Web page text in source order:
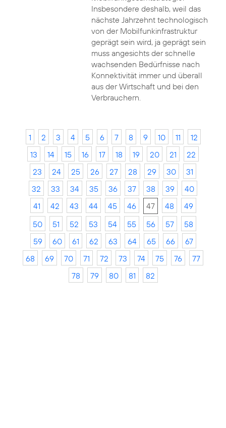
Insbesondere deshalb, weil das
nächste Jahrzehnt technologisch
von der Mobilfunkinfrastruktur
geprägt sein wird, ja geprägt sein
muss angesichts der schnelle
wachsenden Bedürfnisse nach
Konnektivität immer und überall
aus der Wirtschaft und bei den
Verbrauchern.
1 2 3 4 5 6 7 8 9 10 11
12
13
14 15 16 17 18 19 20 21
22
23
24 25 26 27 28 29 30
31
32
33 34 35 36 37 38 39
40
41
42 43 44 45 46 47 48
49
50
51 52 53 54 55 56 57
58
59
60 61 62 63 64 65 66
67
68
69 70 71 72 73 74 75 76
77
78
79 80 81 82